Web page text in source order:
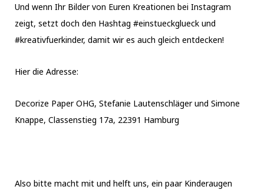
Und wenn Ihr Bilder von Euren Kreationen bei Instagram
zeigt, setzt doch den Hashtag #einstueckglueck und
#kreativfuerkinder, damit wir es auch gleich entdecken!
Hier die Adresse:
Decorize Paper OHG, Stefanie Lautenschläger und Simone
Knappe, Classenstieg 17a, 22391 Hamburg
Also bitte macht mit und helft uns, ein paar Kinderaugen